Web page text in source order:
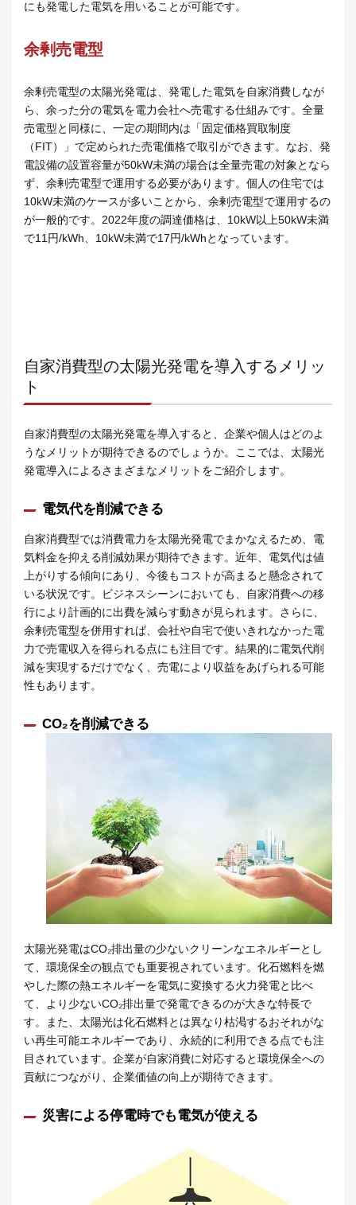
にも発電した電気を用いることが可能です。
余剰売電型
余剰売電型の太陽光発電は、発電した電気を自家消費しなが
ら、余った分の電気を電力会社へ売電する仕組みです。全量
売電型と同様に、一定の期間内は「固定価格買取制度
（FIT）」で定められた売電価格で取引ができます。なお、発
電設備の設置容量が50kW未満の場合は全量売電の対象となら
ず、余剰売電型で運用する必要があります。個人の住宅では
10kW未満のケースが多いことから、余剰売電型で運用するの
が一般的です。2022年度の調達価格は、10kW以上50kW未満
で11円/kWh、10kW未満で17円/kWhとなっています。
自家消費型の太陽光発電を導入するメリッ
ト
自家消費型の太陽光発電を導入すると、企業や個人はどのよ
うなメリットが期待できるのでしょうか。ここでは、太陽光
発電導入によるさまざまなメリットをご紹介します。
電気代を削減できる
自家消費型では消費電力を太陽光発電でまかなえるため、電
気料金を抑える削減効果が期待できます。近年、電気代は値
上がりする傾向にあり、今後もコストが高まると懸念されて
いる状況です。ビジネスシーンにおいても、自家消費への移
行により計画的に出費を減らす動きが見られます。さらに、
余剰売電型を併用すれば、会社や自宅で使いきれなかった電
力で売電収入を得られる点にも注目です。結果的に電気代削
減を実現するだけでなく、売電により収益をあげられる可能
性もあります。
CO₂を削減できる
太陽光発電はCO₂排出量の少ないクリーンなエネルギーとし
て、環境保全の観点でも重要視されています。化石燃料を燃
やした際の熱エネルギーを電気に変換する火力発電と比べ
て、より少ないCO₂排出量で発電できるのが大きな特長で
す。また、太陽光は化石燃料とは異なり枯渇するおそれがな
い再生可能エネルギーであり、永続的に利用できる点でも注
目されています。企業が自家消費に対応すると環境保全への
貢献につながり、企業価値の向上が期待できます。
災害による停電時でも電気が使える